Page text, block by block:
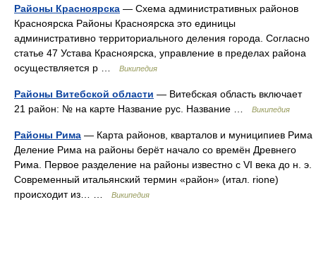
Районы Красноярска — Схема административных районов
Красноярска Районы Красноярска это единицы
административно территориального деления города. Согласно
статье 47 Устава Красноярска, управление в пределах района
осуществляется р …
Википедия
Районы Витебской области — Витебская область включает
21 район: № на карте Название рус. Название …
Википедия
Районы Рима — Карта районов, кварталов и муниципиев Рима
Деление Рима на районы берёт начало со времён Древнего
Рима. Первое разделение на районы известно с VI века до н. э.
Современный итальянский термин «район» (итал. rione)
происходит из… …
Википедия